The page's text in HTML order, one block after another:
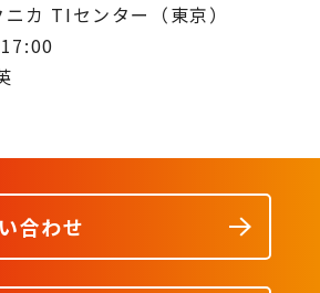
カ TIセンター（東京）
合わせ